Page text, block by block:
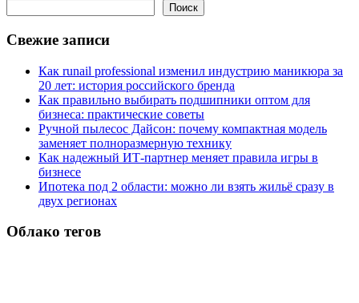
Поиск
Свежие записи
Как runail professional изменил индустрию маникюра за
20 лет: история российского бренда
Как правильно выбирать подшипники оптом для
бизнеса: практические советы
Ручной пылесос Дайсон: почему компактная модель
заменяет полноразмерную технику
Как надежный ИТ-партнер меняет правила игры в
бизнесе
Ипотека под 2 области: можно ли взять жильё сразу в
двух регионах
Облако тегов